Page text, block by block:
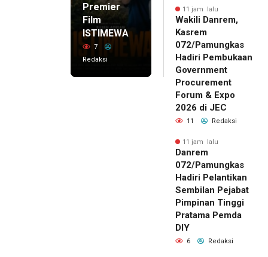
Premier
Film
ISTIMEWA
7
Redaksi
11 jam lalu
Wakili Danrem,
Kasrem
072/Pamungkas
Hadiri Pembukaan
Government
Procurement
Forum & Expo
2026 di JEC
11 Redaksi
11 jam lalu
Danrem
072/Pamungkas
Hadiri Pelantikan
Sembilan Pejabat
Pimpinan Tinggi
Pratama Pemda
DIY
6 Redaksi